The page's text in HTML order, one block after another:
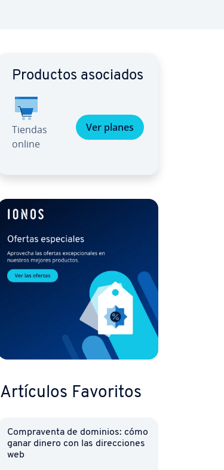
Productos asociados
Tiendas
online
Ver planes
Artículos Favoritos
Co­m­pra­ve­n­ta de dominios: cómo
ganar dinero con las di­re­c­cio­nes
web